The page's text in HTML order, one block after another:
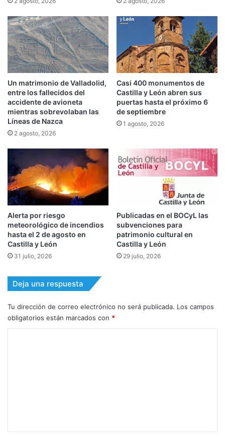
Un matrimonio de Valladolid,
entre los fallecidos del
accidente de avioneta
mientras sobrevolaban las
Líneas de Nazca
2 agosto, 2026
Casi 400 monumentos de
Castilla y León abren sus
puertas hasta el próximo 6
de septiembre
1 agosto, 2026
Alerta por riesgo
meteorológico de incendios
hasta el 2 de agosto en
Castilla y León
31 julio, 2026
Publicadas en el BOCyL las
subvenciones para
patrimonio cultural en
Castilla y León
29 julio, 2026
Deja una respuesta
Tu dirección de correo electrónico no será publicada. Los campos
obligatorios están marcados con *